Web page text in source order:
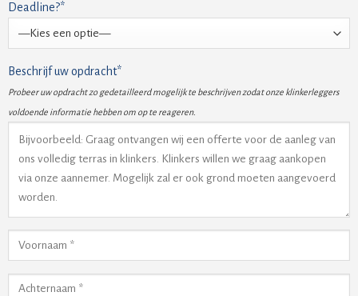
Deadline?*
Beschrijf uw opdracht*
Probeer uw opdracht zo gedetailleerd mogelijk te beschrijven zodat onze klinkerleggers
voldoende informatie hebben om op te reageren.